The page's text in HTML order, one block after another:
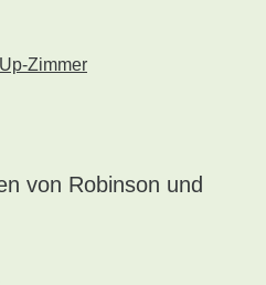
Zimmer
von Robinson und